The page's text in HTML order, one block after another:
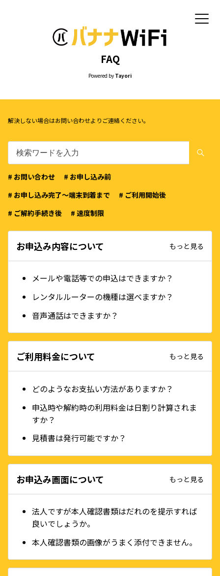
FAQ
Powered by Tayori
解決しない場合はお問い合わせよりご連絡ください。
# お問い合わせ
# お申し込み前
# お申し込み完了〜端末到着まで
# ご利用開始後
# ご解約手続き後
# 速度制限
お申込み内容について もっと見る
メールや電話等での申込はできますか？
レンタルルーターの機種は選べますか？
音声通話はできますか？
ご利用料金について もっと見る
どのようなお支払い方法がありますか？
申込時や解約時の利用料金は日割り計算されま
すか？
見積書は発行可能ですか？
お申込み画面について もっと見る
法人ですが本人確認書類はだれのを提示すれば
良いでしょうか。
本人確認書類の画像がうまく添付できません。